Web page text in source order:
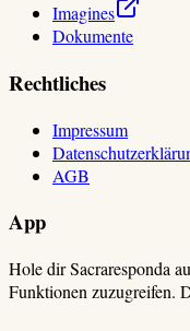
Imagines
Dokumente
Rechtliches
Impressum
AGB
App
Hole dir Sacraresponda
Funktionen zuzugreifen.